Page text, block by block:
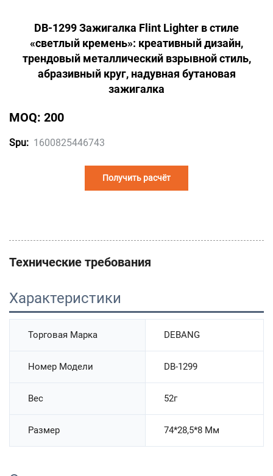
DB-1299 Зажигалка Flint Lighter в стиле
«светлый кремень»: креативный дизайн,
трендовый металлический взрывной стиль,
абразивный круг, надувная бутановая
зажигалка
MOQ: 200
Spu: 1600825446743
Получить расчёт
Технические требования
Характеристики
Торговая Марка DEBANG
Номер Модели DB-1299
Вес 52г
Размер 74*28,5*8 Мм